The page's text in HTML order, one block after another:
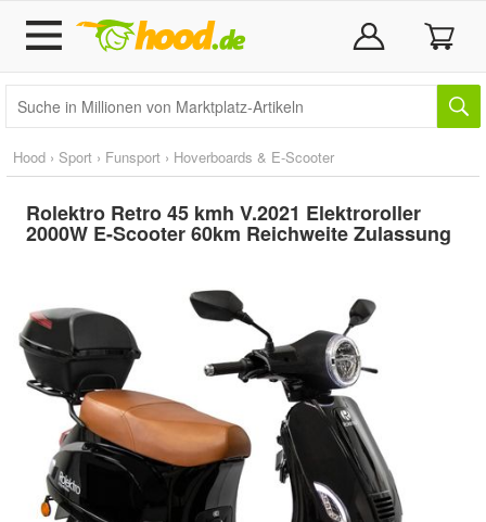
Hood › Sport › Funsport › Hoverboards & E-Scooter
Rolektro Retro 45 kmh V.2021 Elektroroller
2000W E-Scooter 60km Reichweite Zulassung